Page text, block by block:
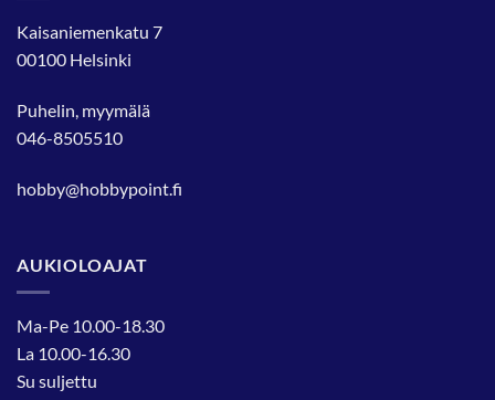
Kaisaniemenkatu 7
00100 Helsinki
Puhelin, myymälä
046-8505510
hobby@hobbypoint.fi
AUKIOLOAJAT
Ma-Pe 10.00-18.30
La 10.00-16.30
Su suljettu